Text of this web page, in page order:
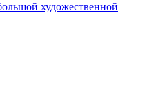
художественной